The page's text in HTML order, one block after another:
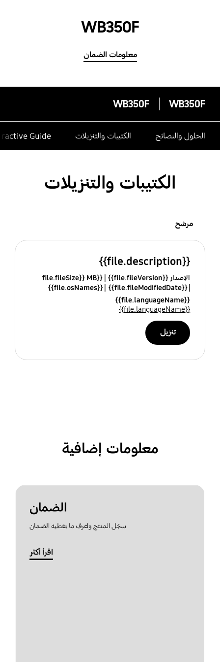
WB350F
معلومات الضمان
WB350F
WB350F
الحلول والنصائح الكتيبات والتنزيلات Guide
الكتيبات والتنزيلات
مرشح
{{file.description}}
الإصدار {{file.fileVersion}}
{{file.fileSize}} MB
{{file.fileModifiedDate}}
{{file.osNames}}
{{file.languageName}}
{{file.languageName}}
تنزيل
معلومات إضافية
الضمان
سجّل المنتج واعرف ما يغطيه الضمان
اقرأ أكثر